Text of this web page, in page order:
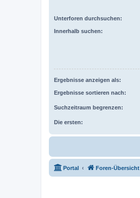
Unterforen durchsuchen:
Innerhalb suchen:
Ergebnisse anzeigen als:
Ergebnisse sortieren nach:
Suchzeitraum begrenzen:
Die ersten:
Portal Foren-Übersicht